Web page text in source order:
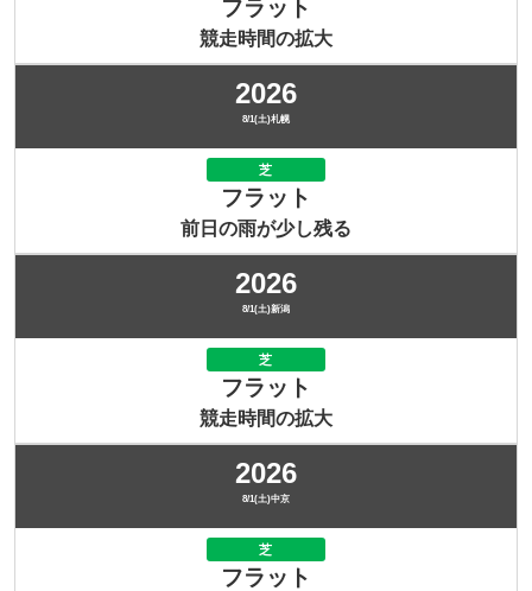
フラット
競走時間の拡大
2026
8/1(土)札幌
芝
フラット
前日の雨が少し残る
2026
8/1(土)新潟
芝
フラット
競走時間の拡大
2026
8/1(土)中京
芝
フラット